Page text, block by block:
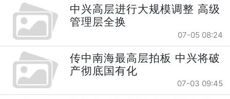
中兴高层进行大规模调整 高级
管理层全换
07-05 08:24
传中南海最高层拍板 中兴将破
产彻底国有化
07-03 09:45